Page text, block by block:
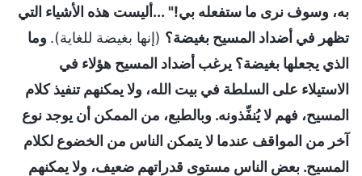
به، وسوف نرى ما ستفعله بي!" ...أليست هذه الأشياء التي
تظهر في أضداد المسيح بغيضة؟ (إنها بغيضة للغاية). وما
الذي يجعلها بغيضة؟ يرغب أضداد المسيح هؤلاء في
الاستيلاء على السلطة في بيت الله، ولا يمكنهم تنفيذ كلام
المسيح، فهم لا يُنفِّذونه. وبالطبع، من الممكن أن يوجد نوع
آخر من المواقف عندما لا يتمكن الناس من الخضوع لكلام
المسيح. بعض الناس مستوى قدراتهم ضعيف، ولا يمكنهم